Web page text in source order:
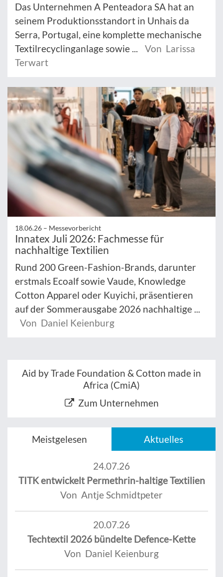
Das Unternehmen A Penteadora SA hat an
seinem Produktionsstandort in Unhais da
Serra, Portugal, eine komplette mechanische
Textilrecyclinganlage sowie ...
Von Larissa
Terwart
18.06.26 – Messevorbericht
Innatex Juli 2026: Fachmesse für
nachhaltige Textilien
Rund 200 Green-Fashion-Brands, darunter
erstmals Ecoalf sowie Vaude, Knowledge
Cotton Apparel oder Kuyichi, präsentieren
auf der Sommerausgabe 2026 nachhaltige ...
Von Daniel Keienburg
Aid by Trade Foundation & Cotton made in
Africa (CmiA)
Zum Unternehmen
Meistgelesen Aktuelles
24.07.26
TITK entwickelt Permethrin-haltige Textilien
Von Antje Schmidtpeter
20.07.26
Techtextil 2026 bündelte Defence-Kette
Von Daniel Keienburg